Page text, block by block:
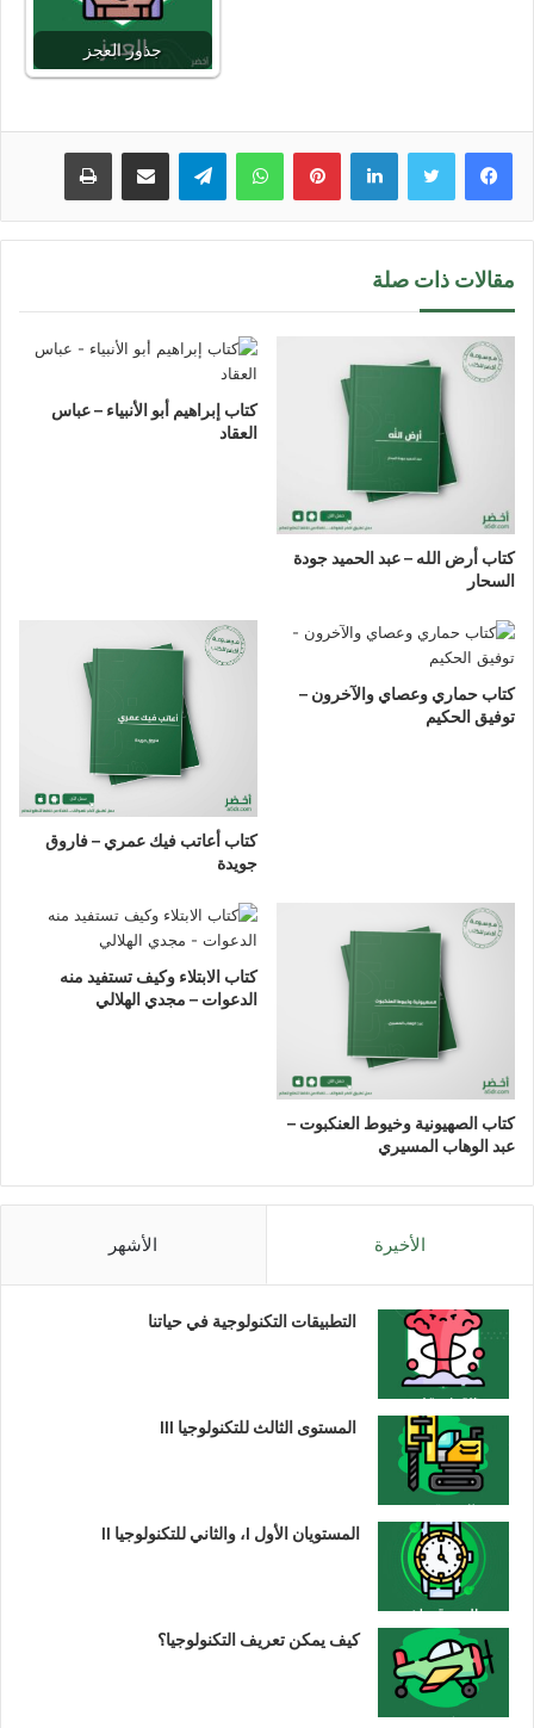
جذور العجز
لينكدإن بينتيريستواتساب تيلقرام مشاركة عبر البريد طباعة
مقالات ذات صلة
كتاب أرض الله – عبد الحميد جودة
السحار
كتاب إبراهيم أبو الأنبياء – عباس
العقاد
كتاب حماري وعصاي والآخرون –
توفيق الحكيم
كتاب أعاتب فيك عمري – فاروق
جويدة
كتاب الصهيونية وخيوط العنكبوت –
عبد الوهاب المسيري
كتاب الابتلاء وكيف تستفيد منه
الدعوات – مجدي الهلالي
الأخيرة الأشهر
التطبيقات التكنولوجية في حياتنا
المستوى الثالث للتكنولوجيا III
المستويان الأول I، والثاني للتكنولوجيا II
كيف يمكن تعريف التكنولوجيا؟